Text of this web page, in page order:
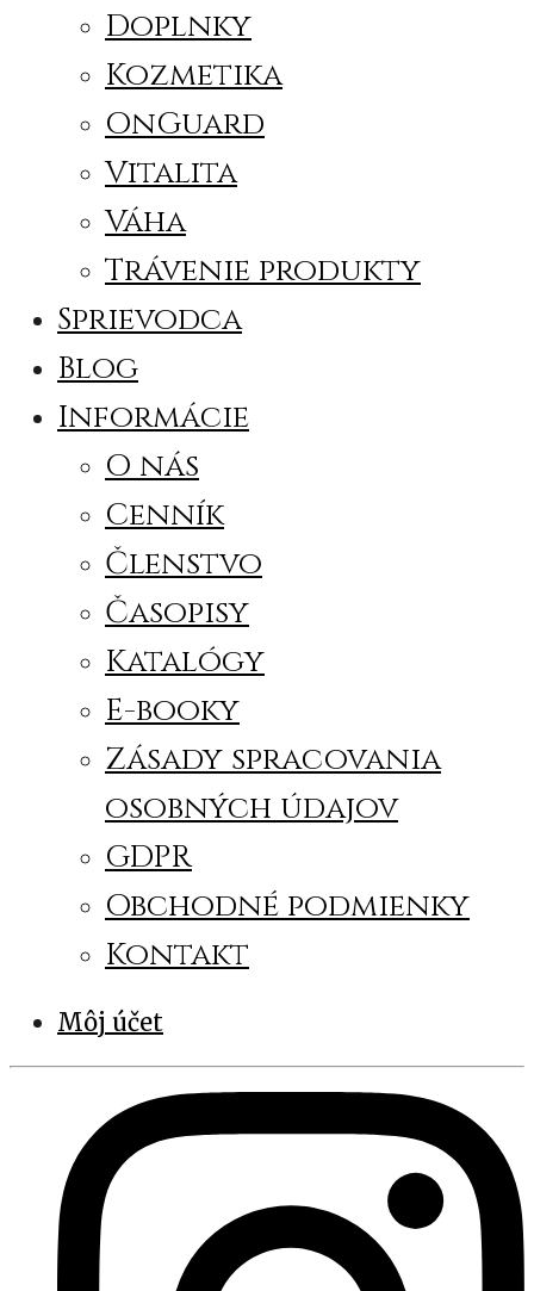
Doplnky
Kozmetika
OnGuard
Vitalita
Váha
Trávenie produkty
Sprievodca
Blog
Informácie
O nás
Cenník
Členstvo
Časopisy
Katalógy
E-booky
Zásady spracovania
osobných údajov
GDPR
Obchodné podmienky
Kontakt
Môj účet